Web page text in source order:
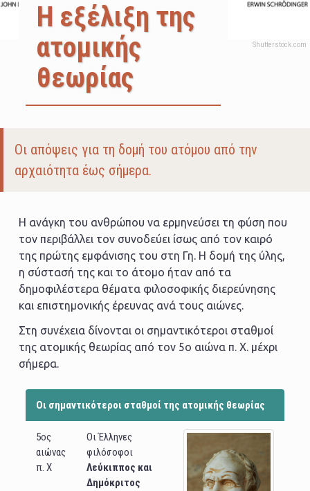
Η εξέλιξη της
ατομικής
θεωρίας
Οι απόψεις για τη δομή του ατόμου από την
αρχαιότητα έως σήμερα.
Η ανάγκη του ανθρώπου να ερμηνεύσει τη φύση που
τον περιβάλλει τον συνοδεύει ίσως από τον καιρό
της πρώτης εμφάνισης του στη Γη. Η δομή της ύλης,
η σύστασή της και το άτομο ήταν από τα
δημοφιλέστερα θέματα φιλοσοφικής διερεύνησης
και επιστημονικής έρευνας ανά τους αιώνες.
Στη συνέχεια δίνονται οι σημαντικότεροι σταθμοί
της ατομικής θεωρίας από τον 5ο αιώνα π. Χ. μέχρι
σήμερα.
Oι σημαντικότεροι σταθμοί της ατομικής θεωρίας
5ος
αιώνας
π. Χ
Οι Έλληνες
φιλόσοφοι
Λεύκιππος και
Δημόκριτος